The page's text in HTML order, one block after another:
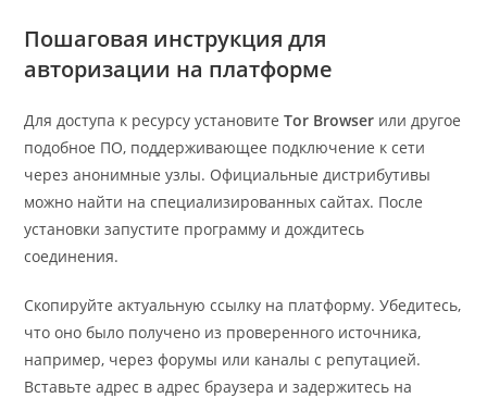
Пошаговая инструкция для
авторизации на платформе
Для доступа к ресурсу установитеTor Browser или другое
подобное ПО, поддерживающее подключение к сети
через анонимные узлы. Официальные дистрибутивы
можно найти на специализированных сайтах. После
установки запустите программу и дождитесь
соединения.
Скопируйте актуальную ссылку на платформу. Убедитесь,
что оно было получено из проверенного источника,
например, через форумы или каналы с репутацией.
Вставьте адрес в адрес браузера и задержитесь на